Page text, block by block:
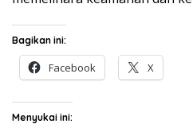
Bagikan ini:
Facebook X
Menyukai ini: